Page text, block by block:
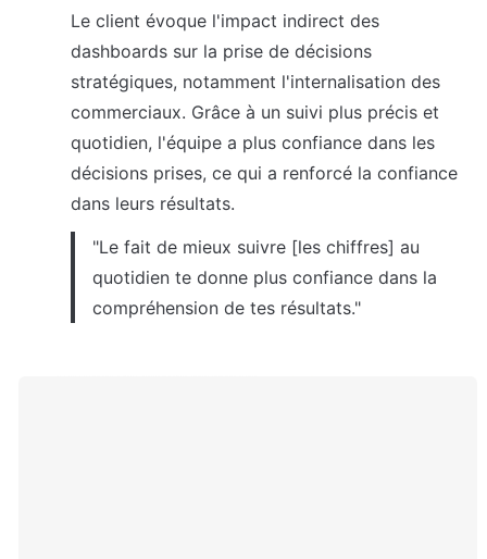
Le client évoque l'impact indirect des
dashboards sur la prise de décisions
stratégiques, notamment l'internalisation des
commerciaux. Grâce à un suivi plus précis et
quotidien, l'équipe a plus confiance dans les
décisions prises, ce qui a renforcé la confiance
dans leurs résultats.
"Le fait de mieux suivre [les chiffres] au
quotidien te donne plus confiance dans la
compréhension de tes résultats."